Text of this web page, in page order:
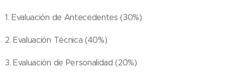
1. Evaluación de Antecedentes (30%)
2. Evaluación Técnica (40%)
3. Evaluación de Personalidad (20%)